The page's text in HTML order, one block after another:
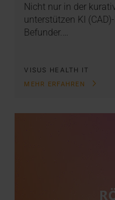
Nicht nur in der
unterstützen KI
Befunder.…
VISUS HEALTH IT
MEHR ERFAHREN